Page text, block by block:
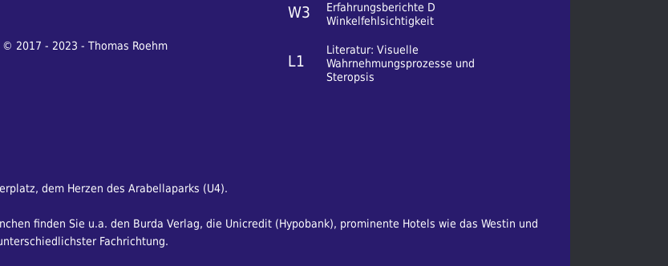
© 2017 - 2023 - Thomas Roehm
W3
Erfahrungsberichte D
Winkelfehlsichtigkeit
L1
Literatur: Visuelle
Wahrnehmungsprozesse und
Steropsis
dem Herzen des Arabellaparks (U4).
finden Sie u.a. den Burda Verlag, die Unicredit (Hypobank), prominente Hotels wie das Westin und
Fachrichtung.